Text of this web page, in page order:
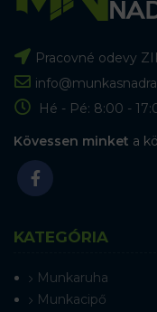
Pracovné odevy
Hé - Pé: 8:00 -
Kövessen minket a
KATEGÓRIA
Munkaruha
Munkacipő